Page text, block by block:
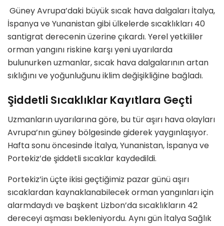
Güney Avrupa’daki büyük sıcak hava dalgaları İtalya,
İspanya ve Yunanistan gibi ülkelerde sıcaklıkları 40
santigrat derecenin üzerine çıkardı. Yerel yetkililer
orman yangını riskine karşı yeni uyarılarda
bulunurken uzmanlar, sıcak hava dalgalarının artan
sıklığını ve yoğunluğunu iklim değişikliğine bağladı.
Şiddetli Sıcaklıklar Kayıtlara Geçti
Uzmanların uyarılarına göre, bu tür aşırı hava olayları
Avrupa’nın güney bölgesinde giderek yaygınlaşıyor.
Hafta sonu öncesinde İtalya, Yunanistan, İspanya ve
Portekiz’de şiddetli sıcaklar kaydedildi.
Portekiz’in üçte ikisi geçtiğimiz pazar günü aşırı
sıcaklardan kaynaklanabilecek orman yangınları için
alarmdaydı ve başkent Lizbon’da sıcaklıkların 42
dereceyi aşması bekleniyordu. Aynı gün İtalya Sağlık